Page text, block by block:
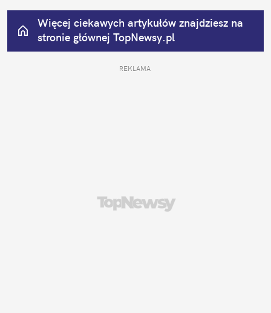
Więcej ciekawych artykułów znajdziesz na
stronie głównej TopNewsy.pl
REKLAMA